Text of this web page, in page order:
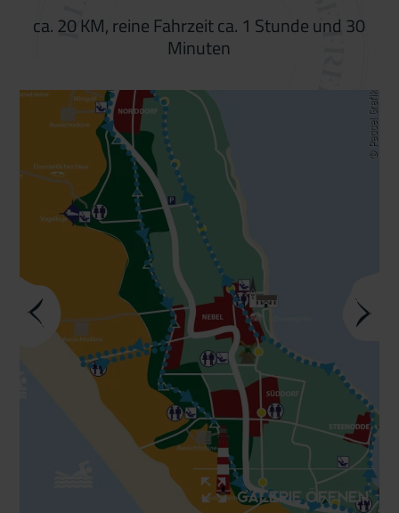
ca. 20 KM, reine Fahrzeit ca. 1 Stunde und 30
Minuten
Galerie öffnen
© Paddel Grafik